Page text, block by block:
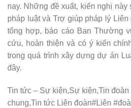
nay. Những đề xuất, kiến nghị
pháp luật và Trợ giúp pháp lý
tổng hợp, báo cáo Ban Thường
cứu, hoàn thiện và có ý kiến
trong quá trình xây dựng dự án
đây.
Tin tức – Sự kiện,Sự kiện,Tin
chung,Tin tức Liên đoàn#Liên